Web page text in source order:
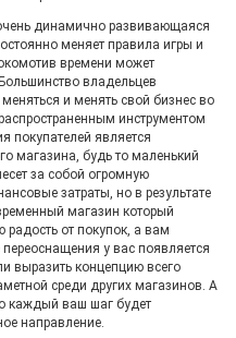
динамично развивающаяся
меняет правила игры и
времени может
владельцев
и менять свой бизнес во
инструментом
покупателей является
магазина, будь то маленький
за собой огромную
затраты, но в результате
магазин который
от покупок, а вам
у вас появляется
выразить концепцию всего
среди других магазинов. А
каждый ваш шаг будет
направление.